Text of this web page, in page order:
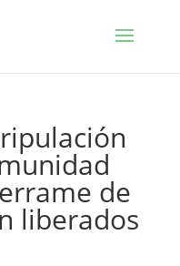
de
liberados